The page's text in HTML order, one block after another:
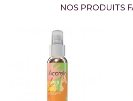
NOS PRODUITS